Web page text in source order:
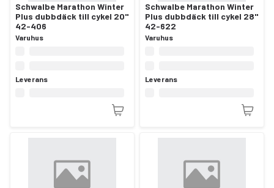
Schwalbe Marathon Winter
Plus dubbdäck till cykel 20"
42-406
Varuhus
Leverans
Schwalbe Marathon Winter
Plus dubbdäck till cykel 28"
42-622
Varuhus
Leverans